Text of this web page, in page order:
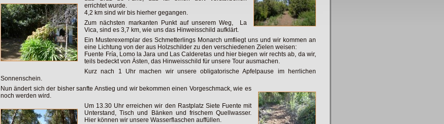
errichtet wurde.
4,2 km sind wir bis hierher gegangen.
Zum nächsten markanten Punkt auf unserem Weg, La
Vica, sind es 3,7 km, wie uns das Hinweisschild aufklärt.
Ein Musterexemplar des Schmetterlings Monarch umfliegt uns und wir kommen an
eine Lichtung von der aus Holzschilder zu den verschiedenen Zielen weisen:
Fuente Fría, Lomo la Jara und Las Calderetas und hier biegen wir rechts ab, da wir,
teils bedeckt von Ästen, das Hinweisschild für unsere Tour ausmachen.
Kurz nach 1 Uhr machen wir unsere obligatorische Apfelpause im herrlichen
Sonnenschein.
Nun ändert sich der bisher sanfte Anstieg und wir bekommen einen Vorgeschmack, wie es
noch werden wird.
Um 13.30 Uhr erreichen wir den Rastplatz Siete Fuente mit
Unterstand, Tisch und Bänken und frischem Quellwasser.
Hier können wir unsere Wasserflaschen auffüllen.